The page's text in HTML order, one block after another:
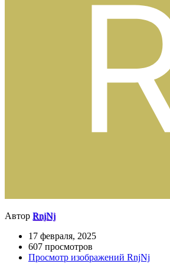
Автор RnjNj
17 февраля, 2025
607 просмотров
Просмотр изображений RnjNj